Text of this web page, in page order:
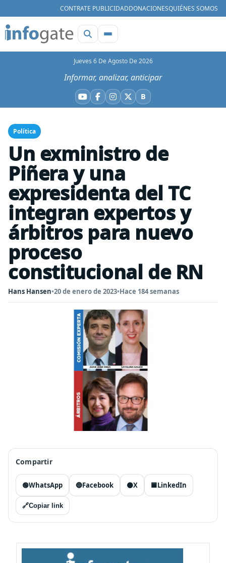
CONTRATE PUBLICIDADDONACIONESQUIÉNES SOMOS
Jueves 6 De Agosto De 2026
Informar, analizar, anticipar
YouTube
Facebook
Instagram
X BBluesky
Política
Un exministro de
Piñera y una
expresidenta del TC
integran expertos y
árbitros para nuevo
proceso
constitucional de RN
Hans Hansen•20 de enero de 2023•Hace 184 semanas
Compartir
🟢WhatsApp 🔵Facebook ⚫X 🟦LinkedIn
🔗Copiar link